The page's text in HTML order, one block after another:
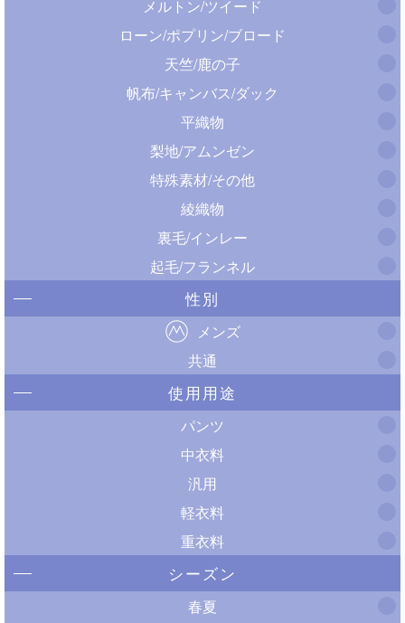
メルトン/ツイード
ローン/ポプリン/ブロード
天竺/鹿の子
帆布/キャンバス/ダック
平織物
梨地/アムンゼン
特殊素材/その他
綾織物
裏毛/インレー
起毛/フランネル
性別
メンズ
共通
使用用途
パンツ
中衣料
汎用
軽衣料
重衣料
シーズン
春夏